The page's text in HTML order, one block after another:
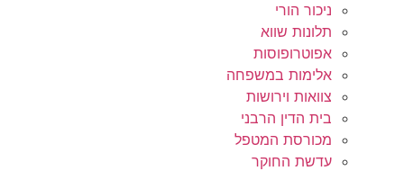
ניכור הורי
תלונות שווא
אפוטרופוסות
אלימות במשפחה
צוואות וירושות
בית הדין הרבני
מכורסת המטפל
עדשת החוקר